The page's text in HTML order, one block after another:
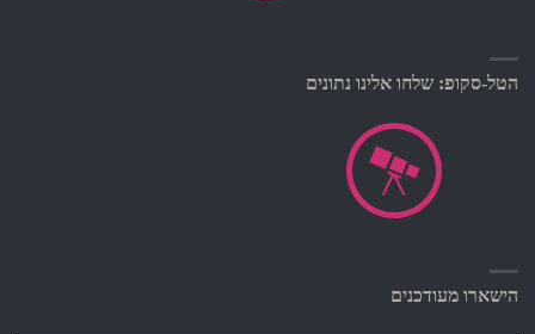
הטל-סקופ: שלחו אלינו נתונים
הישארו מעודכנים